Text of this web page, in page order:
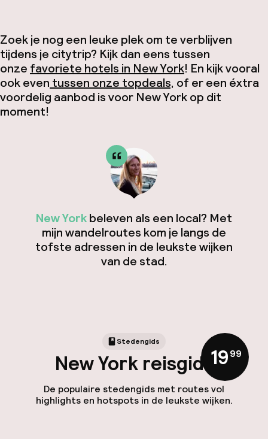
Zoek je nog een leuke plek om te verblijven
tijdens je citytrip? Kijk dan eens tussen
onze favoriete hotels in New York! En kijk vooral
ook even tussen onze topdeals, of er een éxtra
voordelig aanbod is voor New York op dit
moment!
New Yorkbeleven als een local? Met
mijn wandelroutes kom je langs de
tofste adressen in de leukste wijken
van de stad.
Stedengids
New York reisgids
De populaire stedengids met routes vol
highlights en hotspots in de leukste wijken.
19,99